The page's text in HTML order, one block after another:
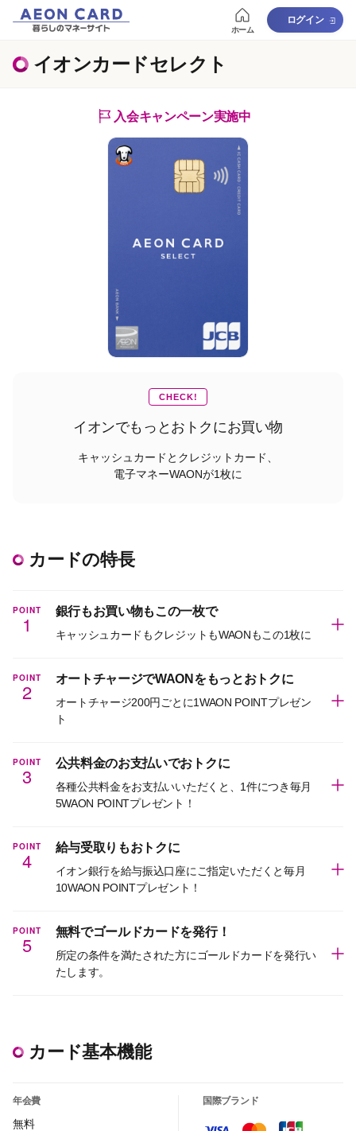
ホーム
ログイン
イオンカードセレクト
入会キャンペーン実施中
CHECK!
イオンでもっとおトクにお買い物
キャッシュカードとクレジットカード、
電子マネーWAONが1枚に
カードの特長
POINT
1
銀行もお買い物もこの一枚で
キャッシュカードもクレジットもWAONもこの1枚に
POINT
2
オートチャージでWAONをもっとおトクに
オートチャージ200円ごとに1WAON POINTプレゼン
ト
POINT
3
公共料金のお支払いでおトクに
各種公共料金をお支払いいただくと、1件につき毎月
5WAON POINTプレゼント！
POINT
4
給与受取りもおトクに
イオン銀行を給与振込口座にご指定いただくと毎月
10WAON POINTプレゼント！
POINT
5
無料でゴールドカードを発行！
所定の条件を満たされた方にゴールドカードを発行い
たします。
カード基本機能
年会費
無料
国際ブランド